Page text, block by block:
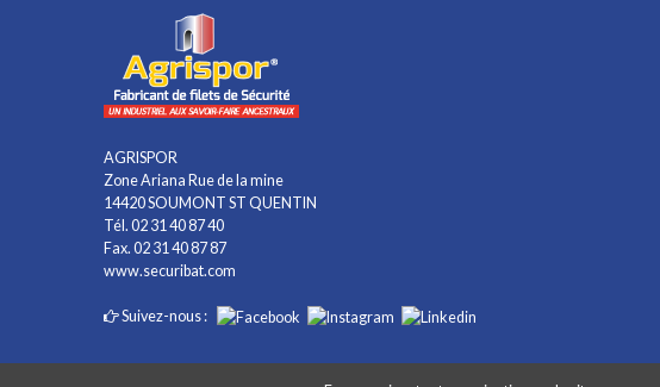
AGRISPOR
Zone Ariana Rue de la mine
14420 SOUMONT ST QUENTIN
Tél. 02 31 40 87 40
Fax. 02 31 40 87 87
www.securibat.com
Suivez-nous :